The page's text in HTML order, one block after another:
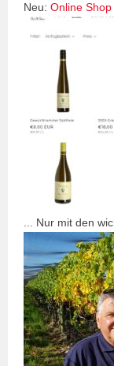
Neu:Online
... Nur mit den